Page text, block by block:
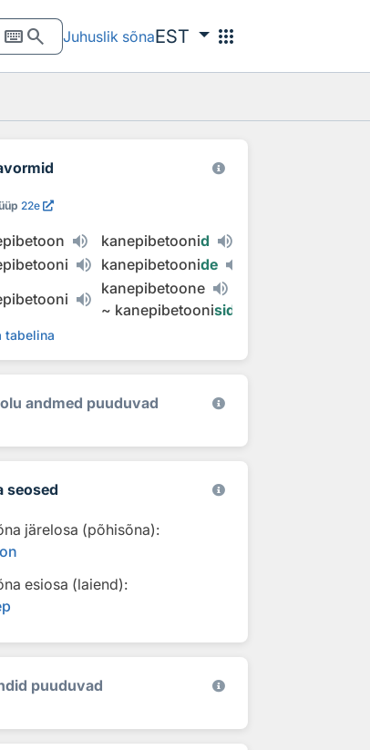
keyboardsearch Juhuslik sõnaEST apps
22e
kanepibetoonid
kanepibetoonide
kanepibetoone
~ kanepibetoonisid
tabelina
andmed puuduvad
seosed
järelosa (põhisõna):
esiosa (laiend):
puuduvad